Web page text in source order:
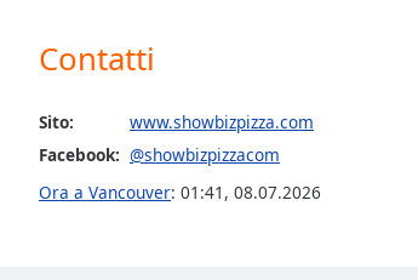
settings,
subtitles
settings
dialog
subtitles
Contatti
Sito:
www.showbizpizza.com
Facebook: @showbizpizzacom
Ora a Vancouver: 01:41 , 08.07.2026